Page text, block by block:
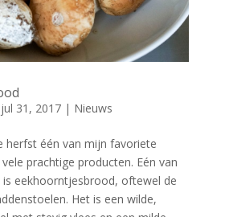
jul 31, 2017| Nieuws
herfst één van mijn favoriete
prachtige producten. Eén van
eekhoorntjesbrood, oftewel de
Het is een wilde,